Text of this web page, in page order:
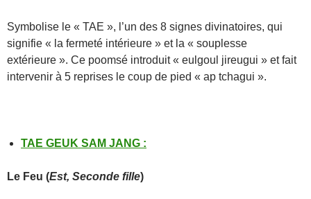
Symbolise le « TAE », l’un des 8 signes divinatoires, qui
signifie « la fermeté intérieure » et la « souplesse
extérieure ». Ce poomsé introduit « eulgoul jireugui » et fait
intervenir à 5 reprises le coup de pied « ap tchagui ».
TAE GEUK SAM JANG :
Le Feu (Est, Seconde fille)